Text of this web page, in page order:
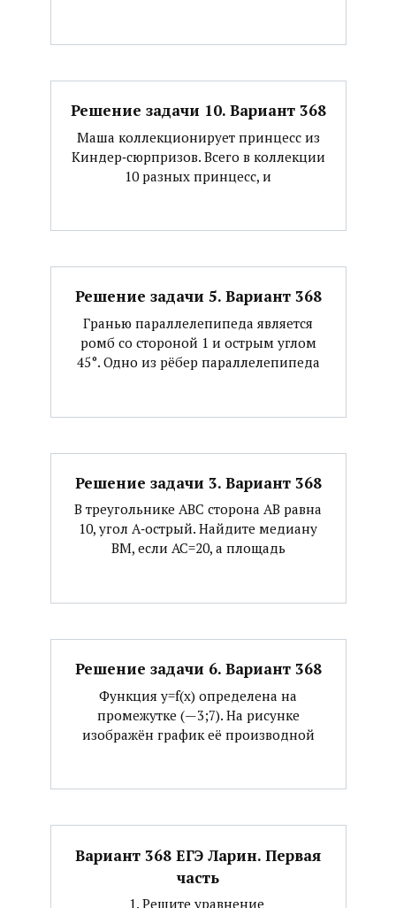
Решение задачи 10. Вариант 368
Маша коллекционирует принцесс из
Киндер‐сюрпризов. Всего в коллекции
10 разных принцесс, и
Решение задачи 5. Вариант 368
Гранью параллелепипеда является
ромб со стороной 1 и острым углом
45°. Одно из рёбер параллелепипеда
Решение задачи 3. Вариант 368
В треугольнике АВС сторона АВ равна
10, угол А‐острый. Найдите медиану
ВМ, если АС=20, а площадь
Решение задачи 6. Вариант 368
Функция y=f(x) определена на
промежутке (—3;7). На рисунке
изображён график её производной
Вариант 368 ЕГЭ Ларин. Первая
часть
1. Решите уравнение ​